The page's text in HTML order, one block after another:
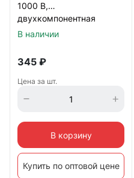
1000 B,
двухкомпонентная
рукоятка Matrix
В наличии
345 ₽
Цена за шт.
В корзину
Купить по оптовой цене